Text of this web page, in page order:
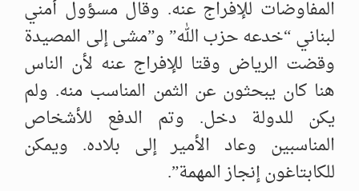
المفاوضات للإفراج عنه. وقال مسؤول أمني
لبناني “خدعه حزب الله” و”مشى إلى المصيدة
وقضت الرياض وقتا للإفراج عنه لأن الناس
هنا كان يبحثون عن الثمن المناسب منه. ولم
يكن للدولة دخل. وتم الدفع للأشخاص
المناسبين وعاد الأمير إلى بلاده. ويمكن
للكابتاغون إنجاز المهمة”.